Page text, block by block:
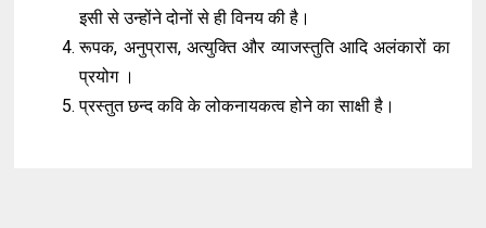
इसी से उन्होंने दोनों से ही विनय की है।
रूपक, अनुप्रास, अत्युक्ति और व्याजस्तुति आदि अलंकारों का
प्रयोग ।
प्रस्तुत छन्द कवि के लोकनायकत्व होने का साक्षी है।